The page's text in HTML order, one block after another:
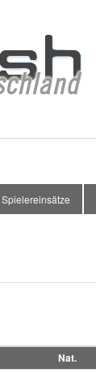
Spielereinsätze
Nat.